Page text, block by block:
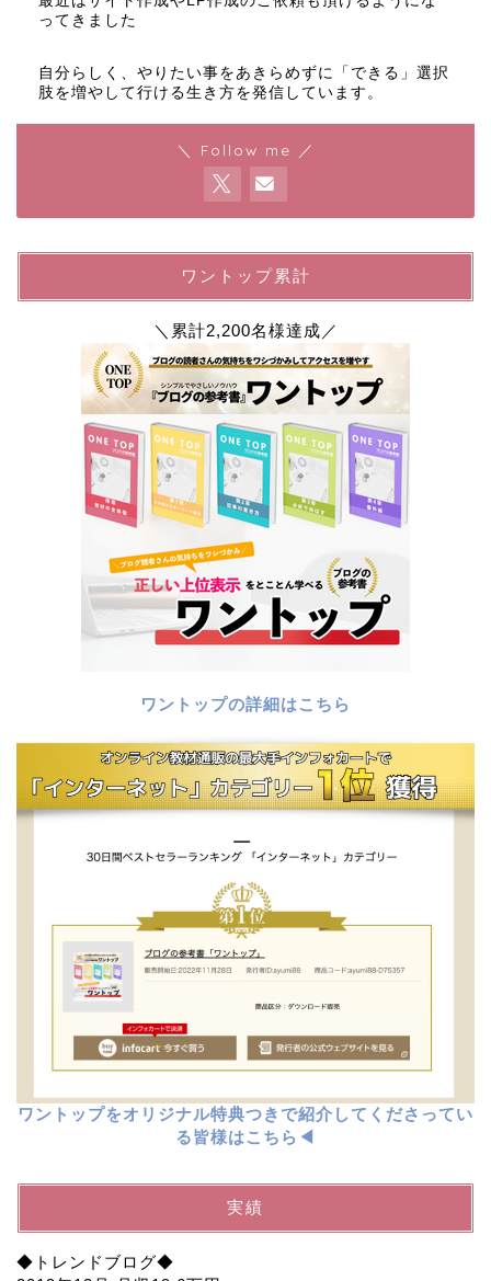
ってきました
自分らしく、やりたい事をあきらめずに「できる」選択
肢を増やして行ける生き方を発信しています。
＼ Follow me ／
ワントップ累計
＼累計2,200名様達成／
ワントップの詳細はこちら
ワントップをオリジナル特典つきで紹介してくださってい
る皆様はこちら◀︎
実績
◆トレンドブログ◆